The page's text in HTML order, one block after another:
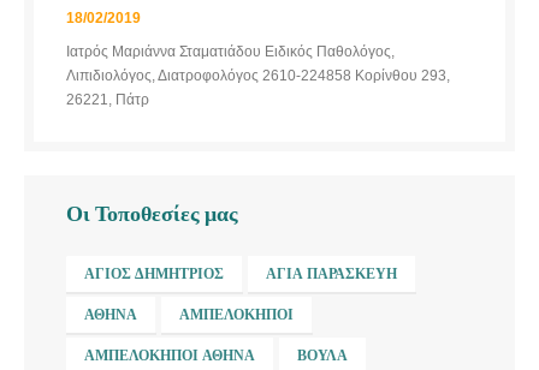
18/02/2019
Ιατρός Μαριάννα Σταματιάδου Ειδικός Παθολόγος,
Λιπιδιολόγος, Διατροφολόγος 2610-224858 Κορίνθου 293,
26221, Πάτρ
Οι Τοποθεσίες μας
ΆΓΙΟΣ ΔΗΜΉΤΡΙΟΣ ΑΓΊΑ ΠΑΡΑΣΚΕΥΉ
ΑΘΉΝΑ ΑΜΠΕΛΌΚΗΠΟΙ
ΑΜΠΕΛΌΚΗΠΟΙ ΑΘΉΝΑ ΒΟΎΛΑ